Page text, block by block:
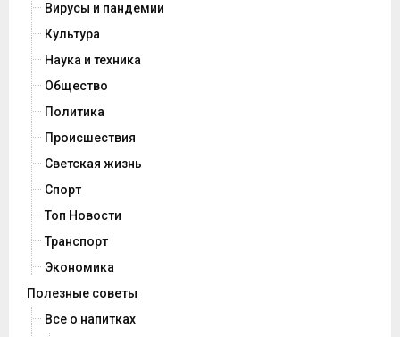
Вирусы и пандемии
Культура
Наука и техника
Общество
Политика
Происшествия
Светская жизнь
Спорт
Топ Новости
Транспорт
Экономика
Полезные советы
Все о напитках